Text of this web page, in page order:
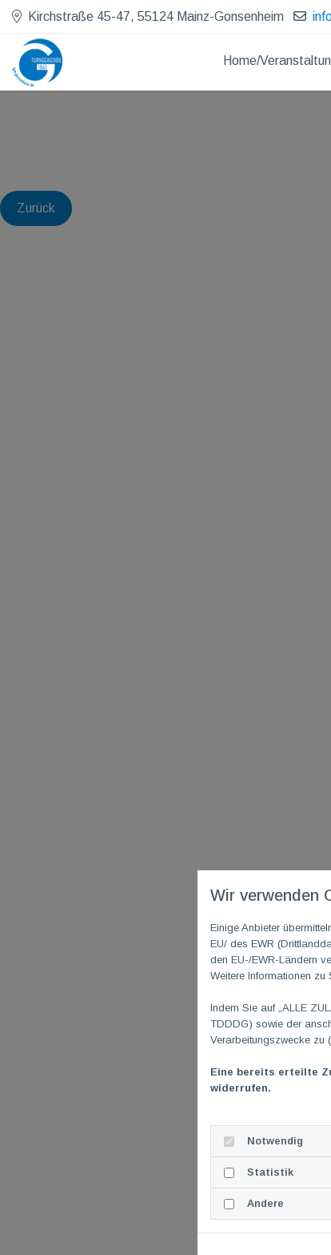
Kirchstraße 45-47, 55124 Mainz-Gonsenheim
Home/
Zurück
Wir verwenden
Einige Anbieter
EU/ des EWR
den EU-/EWR-Ländern
Weitere Informationen zu
Indem Sie auf „ALLE
TDDDG) sowie der
Verarbeitungszwecke zu
Eine bereits erteilte
widerrufen.
Notwendig
Statistik
Andere